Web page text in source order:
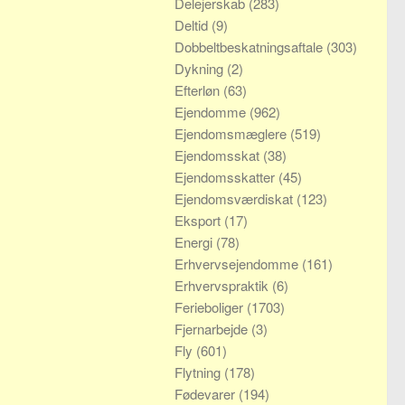
Deltid (9)
Dobbeltbeskatningsaftale (303)
Dykning (2)
Efterløn (63)
Ejendomme (962)
Ejendomsmæglere (519)
Ejendomsskat (38)
Ejendomsskatter (45)
Ejendomsværdiskat (123)
Eksport (17)
Energi (78)
Erhvervsejendomme (161)
Erhvervspraktik (6)
Ferieboliger (1703)
Fjernarbejde (3)
Fly (601)
Flytning (178)
Fødevarer (194)